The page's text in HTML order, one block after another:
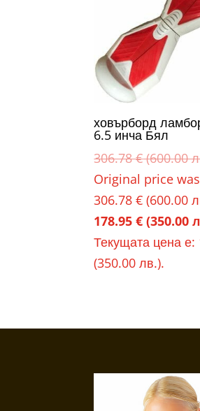
ховърборд
6.5 инча Бял
306.78€ (600.00
Original price
306.78 € (600.00
178.95€ (350.00
Текущата цена е:
(350.00 лв.).